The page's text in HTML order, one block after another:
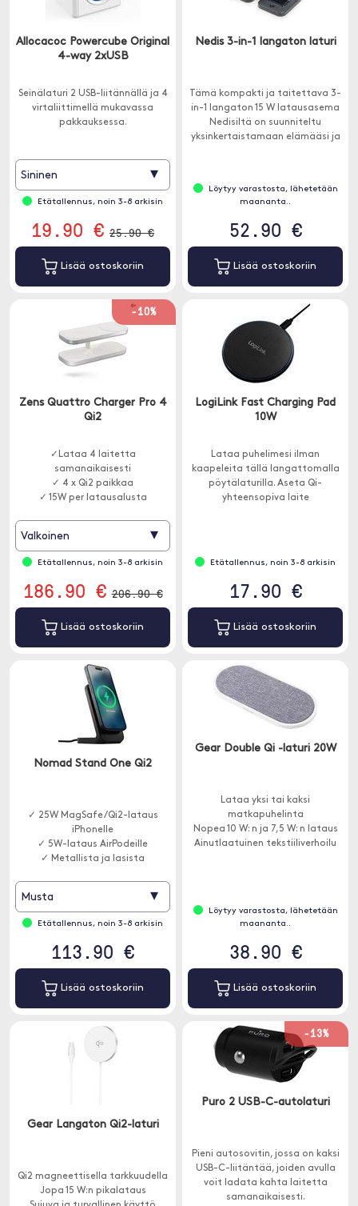
Allocacoc Powercube Original
4-way 2xUSB
Seinälaturi 2 USB-liitännällä ja 4
virtaliittimellä mukavassa
pakkauksessa.
Sininen ▾
Etätallennus, noin 3-8 arkisin
19.90 € 25.90 €
Lisää ostoskoriin
Nedis 3-in-1 langaton laturi
Tämä kompakti ja taitettava 3-
in-1 langaton 15 W latausasema
Nedisiltä on suunniteltu
yksinkertaistamaan elämääsi ja
Löytyy varastosta, lähetetään
maananta..
52.90 €
Lisää ostoskoriin
-10%
Zens Quattro Charger Pro 4
Qi2
✓Lataa 4 laitetta
samanaikaisesti
✓ 4 x Qi2 paikkaa
✓ 15W per latausalusta
Valkoinen ▾
Etätallennus, noin 3-8 arkisin
186.90 € 206.90 €
Lisää ostoskoriin
LogiLink Fast Charging Pad
10W
Lataa puhelimesi ilman
kaapeleita tällä langattomalla
pöytälaturilla. Aseta Qi-
yhteensopiva laite
Etätallennus, noin 3-8 arkisin
17.90 €
Lisää ostoskoriin
Nomad Stand One Qi2
✓ 25W MagSafe/Qi2-lataus
iPhonelle
✓ 5W-lataus AirPodeille
✓ Metallista ja lasista
Musta ▾
Etätallennus, noin 3-8 arkisin
113.90 €
Lisää ostoskoriin
Gear Double Qi -laturi 20W
Lataa yksi tai kaksi
matkapuhelinta
Nopea 10 W: n ja 7,5 W: n lataus
Ainutlaatuinen tekstiiliverhoilu
Löytyy varastosta, lähetetään
maananta..
38.90 €
Lisää ostoskoriin
Gear Langaton Qi2-laturi
Qi2 magneettisella tarkkuudella
Jopa 15 W:n pikalataus
-13%
Puro 2 USB-C-autolaturi
Pieni autosovitin, jossa on kaksi
USB-C-liitäntää, joiden avulla
voit ladata kahta laitetta
samanaikaisesti.